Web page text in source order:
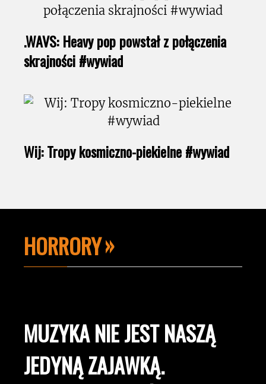
.WAVS: Heavy pop powstał z połączenia
skrajności #wywiad
Wij: Tropy kosmiczno-piekielne #wywiad
HORRORY
MUZYKA NIE JEST NASZĄ
JEDYNĄ ZAJAWKĄ.